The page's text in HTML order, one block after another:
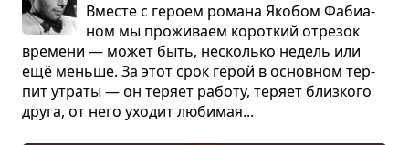
Вме­сте с героем романа Яко­бом Фаби­а­
ном мы про­жи­ваем корот­кий отре­зок
вре­мени — может быть, несколько недель или
ещё меньше. За этот срок герой в основ­ном тер­
пит утраты — он теряет работу, теряет близ­кого
друга, от него ухо­дит люби­мая...